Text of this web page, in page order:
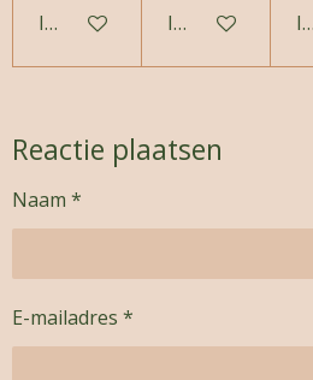
In winkelwagenIn winkelwagen
Reactie plaatsen
Naam *
E-mailadres *